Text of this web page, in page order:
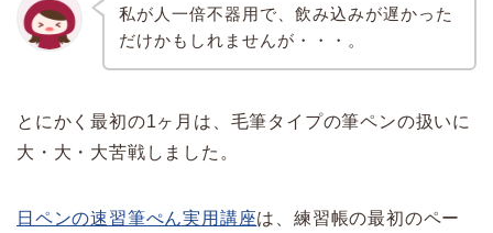
私が人一倍不器用で、飲み込みが遅かった
だけかもしれませんが・・・。
とにかく最初の1ヶ月は、毛筆タイプの筆ペンの扱いに
大・大・大苦戦しました。
日ペンの速習筆ぺん実用講座は、練習帳の最初のペー